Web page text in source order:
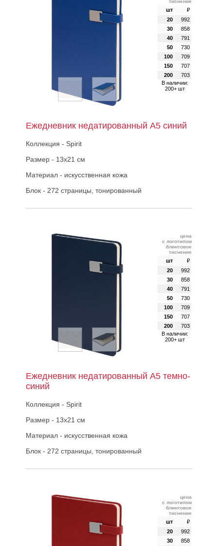
тиснение
шт
₽
20
992
30
858
40
791
50
730
100
709
150
707
200
703
В наличии:
200+ шт
Ежедневник недатированный А5 синий
Коллекция - Spirit
Размер - 13х21 см
Материал - искусственная кожа
Блок - 272 страницы, тонированный
цена
с логотипом
блинтовое
тиснение
шт
₽
20
992
30
858
40
791
50
730
100
709
150
707
200
703
В наличии:
200+ шт
Ежедневник недатированный А5 темно-
синий
Коллекция - Spirit
Размер - 13х21 см
Материал - искусственная кожа
Блок - 272 страницы, тонированный
цена
с логотипом
блинтовое
тиснение
шт
₽
20
992
30
858